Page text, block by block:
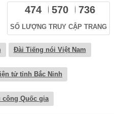
474 570 736
SỐ LƯỢNG TRUY CẬP TRANG
Đài Tiếng nói Việt Nam
tử tỉnh Bắc Ninh
công Quốc gia